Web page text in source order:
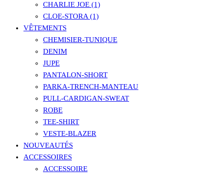
CHARLIE JOE (1)
CLOE-STORA (1)
VÊTEMENTS
CHEMISIER-TUNIQUE
DENIM
JUPE
PANTALON-SHORT
PARKA-TRENCH-MANTEAU
PULL-CARDIGAN-SWEAT
ROBE
TEE-SHIRT
VESTE-BLAZER
NOUVEAUTÉS
ACCESSOIRES
ACCESSOIRE